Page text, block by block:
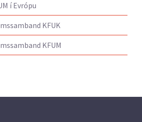
í Evrópu
KFUK
KFUM